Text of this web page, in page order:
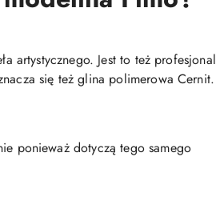
artystycznego. Jest to też
się też glina polimerowa Cernit.
ponieważ dotyczą tego samego